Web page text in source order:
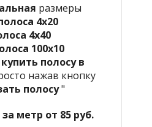
размеры
4х20
4х40
100х10
купить полосу в
нажав кнопку
полосу"
метр от 85 руб.